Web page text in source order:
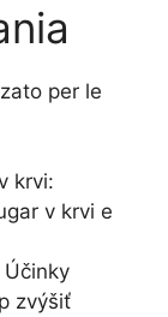
per le
krvi:
v krvi e
zvýšiť